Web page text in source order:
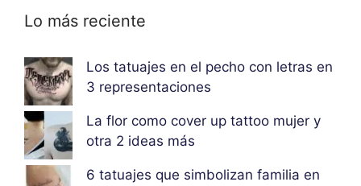
Lo más reciente
Los tatuajes en el pecho con letras en
3 representaciones
La flor como cover up tattoo mujer y
otra 2 ideas más
6 tatuajes que simbolizan familia en